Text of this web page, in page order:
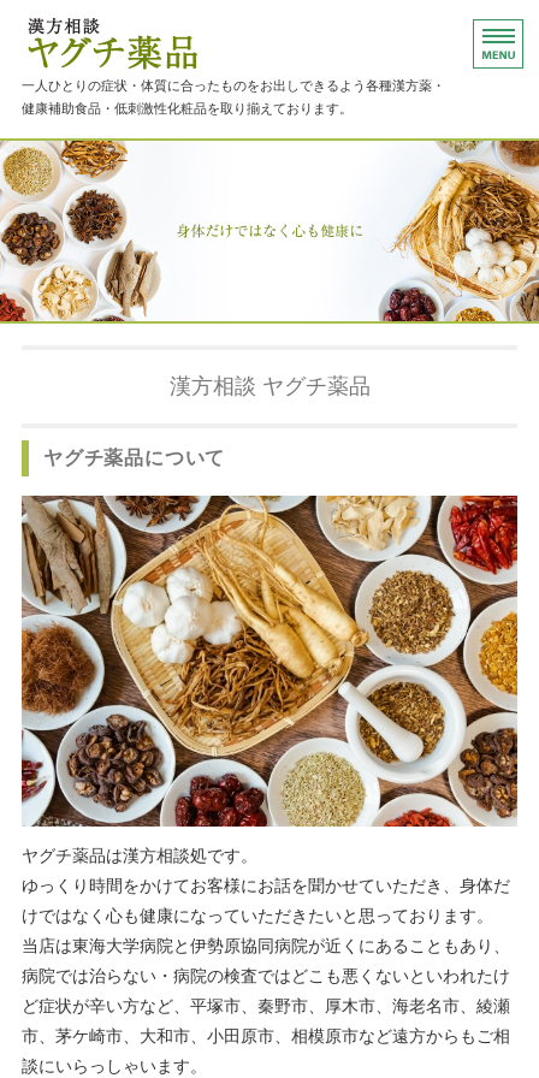
漢方薬・健康補助食品のご相談ならヤグ
一人ひとりの症状・体質に合ったものをお出しできるよう各種漢方薬・
健康補助食品・低刺激性化粧品を取り揃えております。
ホーム
主な取り扱い商品
ご相談について
店舗概要
漢方相談 ヤグチ薬品
ヤグチ薬品について
ヤグチ薬品は漢方相談処です。
ゆっくり時間をかけてお客様にお話を聞かせていただき、身体だ
けではなく心も健康になっていただきたいと思っております。
当店は東海大学病院と伊勢原協同病院が近くにあることもあり、
病院では治らない・病院の検査ではどこも悪くないといわれたけ
ど症状が辛い方など、平塚市、秦野市、厚木市、海老名市、綾瀬
市、茅ケ崎市、大和市、小田原市、相模原市など遠方からもご相
談にいらっしゃいます。